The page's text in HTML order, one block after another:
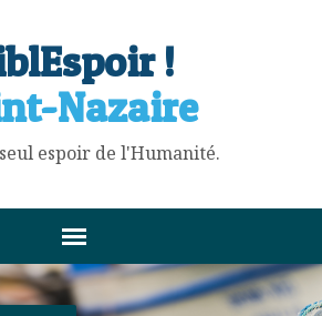
!
Nazaire
seul espoir de l'Humanité.